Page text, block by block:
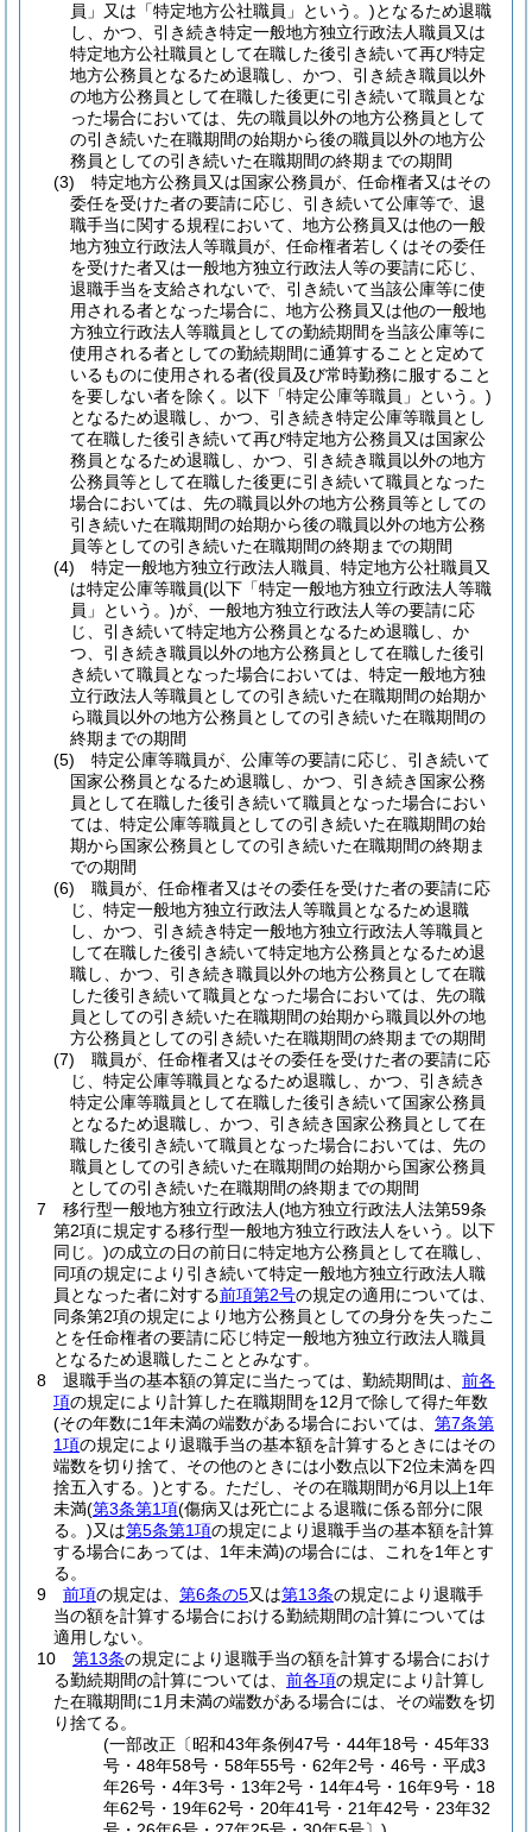
員」又は「特定地方公社職員」という。)となるため退職
し、かつ、引き続き特定一般地方独立行政法人職員又は
特定地方公社職員として在職した後引き続いて再び特定
地方公務員となるため退職し、かつ、引き続き職員以外
の地方公務員として在職した後更に引き続いて職員とな
った場合においては、先の職員以外の地方公務員として
の引き続いた在職期間の始期から後の職員以外の地方公
務員としての引き続いた在職期間の終期までの期間
(3)
特定地方公務員又は国家公務員が、任命権者又はその
委任を受けた者の要請に応じ、引き続いて公庫等で、退
職手当に関する規程において、地方公務員又は他の一般
地方独立行政法人等職員が、任命権者若しくはその委任
を受けた者又は一般地方独立行政法人等の要請に応じ、
退職手当を支給されないで、引き続いて当該公庫等に使
用される者となった場合に、地方公務員又は他の一般地
方独立行政法人等職員としての勤続期間を当該公庫等に
使用される者としての勤続期間に通算することと定めて
いるものに使用される者(役員及び常時勤務に服すること
を要しない者を除く。以下「特定公庫等職員」という。)
となるため退職し、かつ、引き続き特定公庫等職員とし
て在職した後引き続いて再び特定地方公務員又は国家公
務員となるため退職し、かつ、引き続き職員以外の地方
公務員等として在職した後更に引き続いて職員となった
場合においては、先の職員以外の地方公務員等としての
引き続いた在職期間の始期から後の職員以外の地方公務
員等としての引き続いた在職期間の終期までの期間
(4)
特定一般地方独立行政法人職員、特定地方公社職員又
は特定公庫等職員(以下「特定一般地方独立行政法人等職
員」という。)が、一般地方独立行政法人等の要請に応
じ、引き続いて特定地方公務員となるため退職し、か
つ、引き続き職員以外の地方公務員として在職した後引
き続いて職員となった場合においては、特定一般地方独
立行政法人等職員としての引き続いた在職期間の始期か
ら職員以外の地方公務員としての引き続いた在職期間の
終期までの期間
(5)
特定公庫等職員が、公庫等の要請に応じ、引き続いて
国家公務員となるため退職し、かつ、引き続き国家公務
員として在職した後引き続いて職員となった場合におい
ては、特定公庫等職員としての引き続いた在職期間の始
期から国家公務員としての引き続いた在職期間の終期ま
での期間
(6)
職員が、任命権者又はその委任を受けた者の要請に応
じ、特定一般地方独立行政法人等職員となるため退職
し、かつ、引き続き特定一般地方独立行政法人等職員と
して在職した後引き続いて特定地方公務員となるため退
職し、かつ、引き続き職員以外の地方公務員として在職
した後引き続いて職員となった場合においては、先の職
員としての引き続いた在職期間の始期から職員以外の地
方公務員としての引き続いた在職期間の終期までの期間
(7)
職員が、任命権者又はその委任を受けた者の要請に応
じ、特定公庫等職員となるため退職し、かつ、引き続き
特定公庫等職員として在職した後引き続いて国家公務員
となるため退職し、かつ、引き続き国家公務員として在
職した後引き続いて職員となった場合においては、先の
職員としての引き続いた在職期間の始期から国家公務員
としての引き続いた在職期間の終期までの期間
7
移行型一般地方独立行政法人(地方独立行政法人法第59条
第2項に規定する移行型一般地方独立行政法人をいう。以下
同じ。)の成立の日の前日に特定地方公務員として在職し、
同項の規定により引き続いて特定一般地方独立行政法人職
員となった者に対する前項第2号の規定の適用については、
同条第2項の規定により地方公務員としての身分を失ったこ
とを任命権者の要請に応じ特定一般地方独立行政法人職員
となるため退職したこととみなす。
8
退職手当の基本額の算定に当たっては、勤続期間は、 前各
項の規定により計算した在職期間を12月で除して得た年数
(その年数に1年未満の端数がある場合においては、 第7条第
1項の規定により退職手当の基本額を計算するときにはその
端数を切り捨て、その他のときには小数点以下2位未満を四
捨五入する。)とする。 ただし、その在職期間が6月以上1年
未満(第3条第1項(傷病又は死亡による退職に係る部分に限
る。)又は第5条第1項の規定により退職手当の基本額を計算
する場合にあっては、1年未満)の場合には、これを1年とす
る。
9
前項の規定は、 第6条の5又は第13条の規定により退職手
当の額を計算する場合における勤続期間の計算については
適用しない。
10
第13条の規定により退職手当の額を計算する場合におけ
る勤続期間の計算については、 前各項の規定により計算し
た在職期間に1月未満の端数がある場合には、その端数を切
り捨てる。
(一部改正〔昭和43年条例47号・44年18号・45年33
号・48年58号・58年55号・62年2号・46号・平成3
年26号・4年3号・13年2号・14年4号・16年9号・18
年62号・19年62号・20年41号・21年42号・23年32